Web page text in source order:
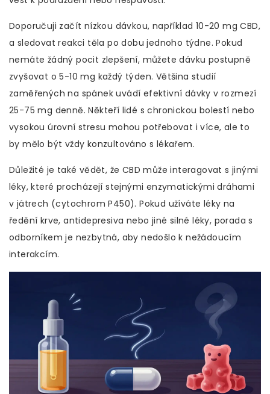
Doporučuji začít nízkou dávkou, například 10-20 mg CBD,
a sledovat reakci těla po dobu jednoho týdne. Pokud
nemáte žádný pocit zlepšení, můžete dávku postupně
zvyšovat o 5-10 mg každý týden. Většina studií
zaměřených na spánek uvádí efektivní dávky v rozmezí
25-75 mg denně. Někteří lidé s chronickou bolestí nebo
vysokou úrovní stresu mohou potřebovat i více, ale to
by mělo být vždy konzultováno s lékařem.
Důležité je také vědět, že CBD může interagovat s jinými
léky, které procházejí stejnými enzymatickými dráhami
v játrech (cytochrom P450). Pokud užíváte léky na
ředění krve, antidepresiva nebo jiné silné léky, porada s
odborníkem je nezbytná, aby nedošlo k nežádoucím
interakcím.